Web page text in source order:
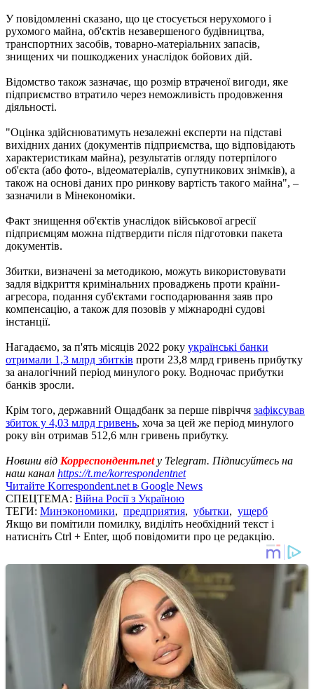
У повідомленні сказано, що це стосується нерухомого і
рухомого майна, об'єктів незавершеного будівництва,
транспортних засобів, товарно-матеріальних запасів,
знищених чи пошкоджених унаслідок бойових дій.
Відомство також зазначає, що розмір втраченої вигоди, яке
підприємство втратило через неможливість продовження
діяльності.
"Оцінка здійснюватимуть незалежні експерти на підставі
вихідних даних (документів підприємства, що відповідають
характеристикам майна), результатів огляду потерпілого
об'єкта (або фото-, відеоматеріалів, супутникових знімків), а
також на основі даних про ринкову вартість такого майна", –
зазначили в Мінекономіки.
Факт знищення об'єктів унаслідок військової агресії
підприємцям можна підтвердити після підготовки пакета
документів.
Збитки, визначені за методикою, можуть використовувати
задля відкриття кримінальних проваджень проти країни-
агресора, подання суб'єктами господарювання заяв про
компенсацію, а також для позовів у міжнародні судові
інстанції.
Нагадаємо, за п'ять місяців 2022 року українські банки
отримали 1,3 млрд збитків проти 23,8 млрд гривень прибутку
за аналогічний період минулого року. Водночас прибутки
банків зросли.
Крім того, державний Ощадбанк за перше півріччя зафіксував
збиток у 4,03 млрд гривень, хоча за цей же період минулого
року він отримав 512,6 млн гривень прибутку.
Новини від Корреспондент.netу Telegram. Підписуйтесь на
наш канал https://t.me/korrespondentnet
Читайте Korrespondent.net в Google News
СПЕЦТЕМА: Війна Росії з Україною
ТЕГИ: Минэкономики, предприятия, убытки, ущерб
Якщо ви помітили помилку, виділіть необхідний текст і
натисніть Ctrl + Enter, щоб повідомити про це редакцію.